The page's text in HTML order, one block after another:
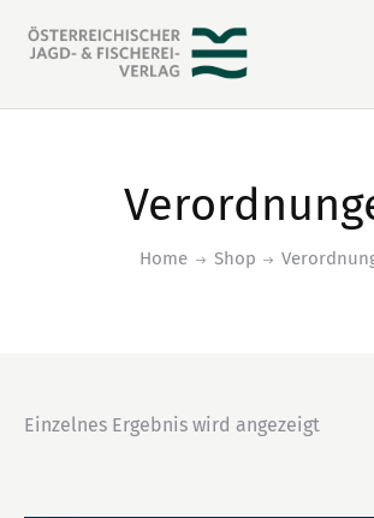
Home Shop
Einzelnes Ergebnis wird angezeigt